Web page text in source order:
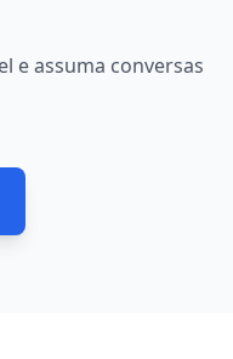
e assuma conversas